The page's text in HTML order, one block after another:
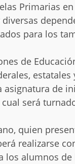
Primarias
para los
de
de
será
quien
realizarse
los alumnos